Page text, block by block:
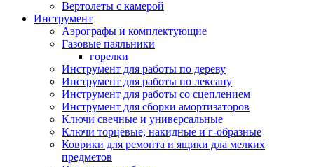
Вертолеты с камерой
Инструмент
Аэрографы и комплектующие
Газовые паяльники
горелки
Инструмент для работы по дереву
Инструмент для работы по лексану
Инструмент для работы со сцеплением
Инструмент для сборки амортизаторов
Ключи свечные и универсальные
Ключи торцевые, накидные и г-образные
Коврики для ремонта и ящики дла мелких
предметов